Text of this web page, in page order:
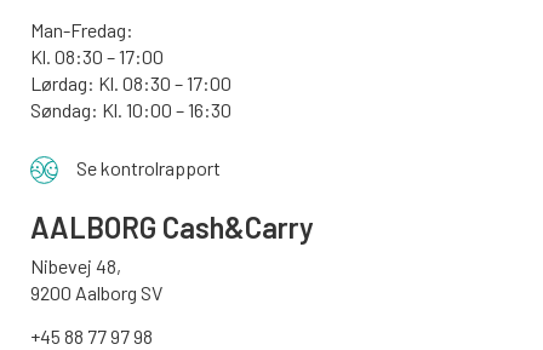
Man-Fredag:
Kl. 08:30 – 17:00
Lørdag: Kl. 08:30 – 17:00
Søndag: Kl. 10:00 – 16:30
Se kontrolrapport
AALBORG Cash&Carry
Nibevej 48,
9200 Aalborg SV
+45 88 77 97 98